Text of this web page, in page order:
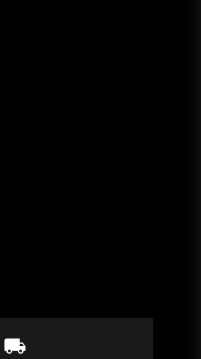
local_shipping